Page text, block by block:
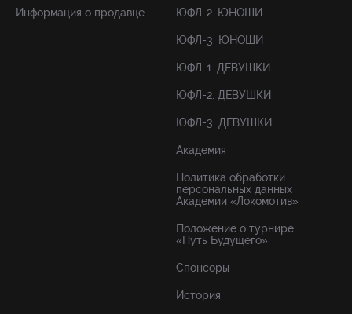
Информация о продавце ЮФЛ-2. ЮНОШИ
ЮФЛ-3. ЮНОШИ
ЮФЛ-1. ДЕВУШКИ
ЮФЛ-2. ДЕВУШКИ
ЮФЛ-3. ДЕВУШКИ
Академия
Политика обработки
персональных данных
Академии «Локомотив»
Положение о турнире
«Путь Будущего»
Спонсоры
История